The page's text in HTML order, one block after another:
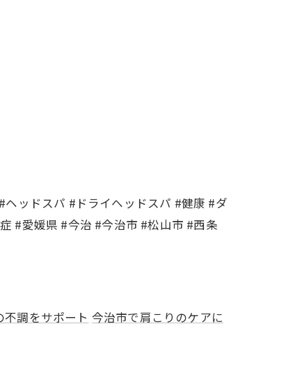
ッドスパ #ドライヘッドスパ #健康 #ダ
#愛媛県 #今治 #今治市 #松山市 #西条
調をサポート 今治市で肩こりのケアに